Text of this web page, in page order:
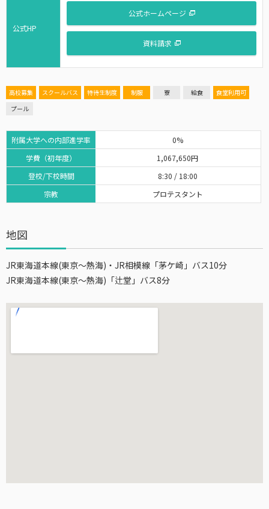
公式HP
公式ホームページ
資料請求
高校募集 スクールバス 特待生制度 制服 寮 給食
食堂利用可
プール
附属大学への内部進学率
学費（初年度）
登校/下校時間
宗教
0%
1,067,650円
8:30 / 18:00
プロテスタント
地図
JR東海道本線(東京～熱海)・JR相模線「茅ケ崎」バス10分
JR東海道本線(東京～熱海)「辻堂」バス8分